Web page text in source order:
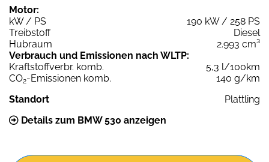
Motor:
kW / PS
190 kW / 258 PS
Treibstoff
Diesel
Hubraum
2.993 cm³
Verbrauch und Emissionen nach WLTP:
Kraftstoffverbr. komb.
5,3 l/100km
CO2-Emissionen komb.
140 g/km
Standort
Plattling
Details zum BMW 530 anzeigen